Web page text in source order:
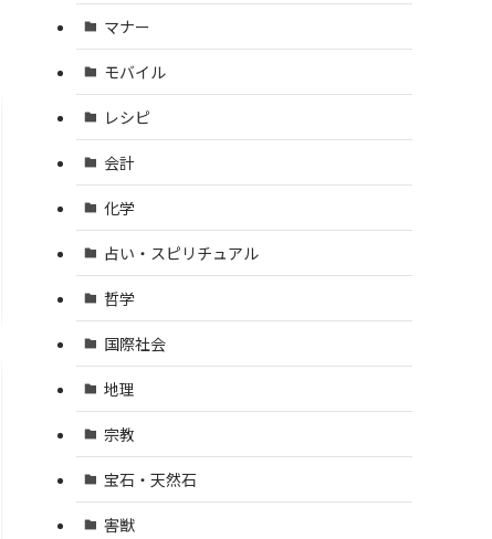
マナー
モバイル
レシピ
会計
化学
占い・スピリチュアル
哲学
国際社会
地理
宗教
宝石・天然石
害獣